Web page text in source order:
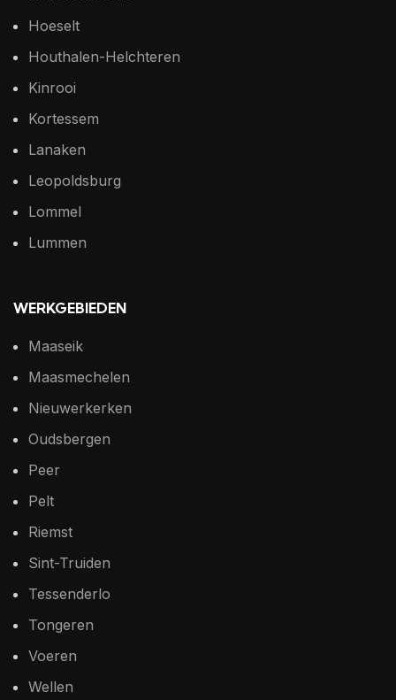
Hoeselt
Houthalen-Helchteren
Kinrooi
Kortessem
Lanaken
Leopoldsburg
Lommel
Lummen
WERKGEBIEDEN
Maaseik
Maasmechelen
Nieuwerkerken
Oudsbergen
Peer
Pelt
Riemst
Sint-Truiden
Tessenderlo
Tongeren
Voeren
Wellen